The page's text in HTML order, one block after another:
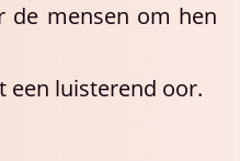
de mensen om hen
een luisterend oor.